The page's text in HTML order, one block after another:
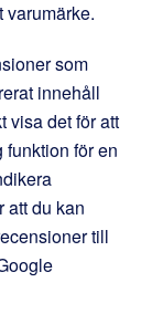
varumärke.
som
innehåll
visa det för att
för en
att du kan
till